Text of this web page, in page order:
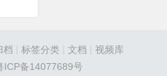
档 | 标签分类 | 文档 | 视频库
ICP备14077689号